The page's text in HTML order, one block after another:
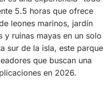
5.5 horas que ofrece
leones marinos, jardín
ruinas mayas en un solo
sur de la isla, este parque
que buscan una
en 2026.